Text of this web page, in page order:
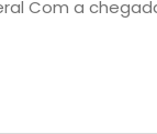
Com a